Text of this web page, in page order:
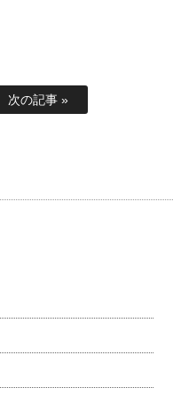
次の記事 »